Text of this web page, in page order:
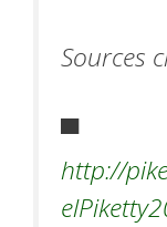
Sources
▀
http://